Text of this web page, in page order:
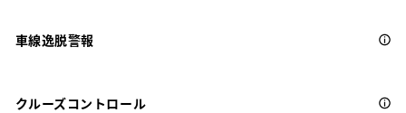
車線逸脱警報
クルーズコントロール